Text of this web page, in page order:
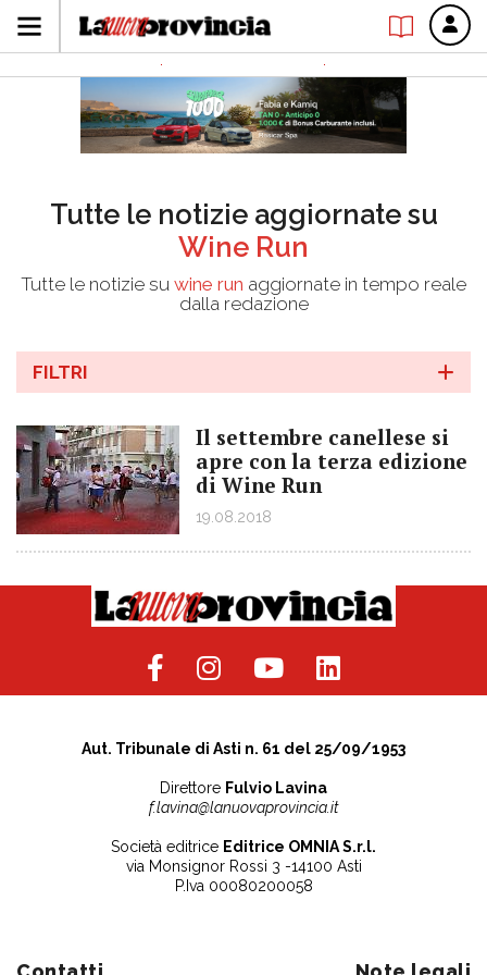
Tutte le notizie aggiornate su
Wine Run
Tutte le notizie su wine run aggiornate in tempo reale
dalla redazione
FILTRI
Il settembre canellese si
apre con la terza edizione
di Wine Run
19.08.2018
Aut. Tribunale di Asti n. 61 del 25/09/1953
Direttore Fulvio Lavina
f.lavina@lanuovaprovincia.it
Società editrice Editrice OMNIA S.r.l.
via Monsignor Rossi 3 -14100 Asti
P.Iva 00080200058